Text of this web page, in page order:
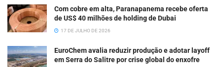
Com cobre em alta, Paranapanema recebe oferta
de US$ 40 milhões de holding de Dubai
17 DE JULHO DE 2026
EuroChem avalia reduzir produção e adotar layoff
em Serra do Salitre por crise global do enxofre